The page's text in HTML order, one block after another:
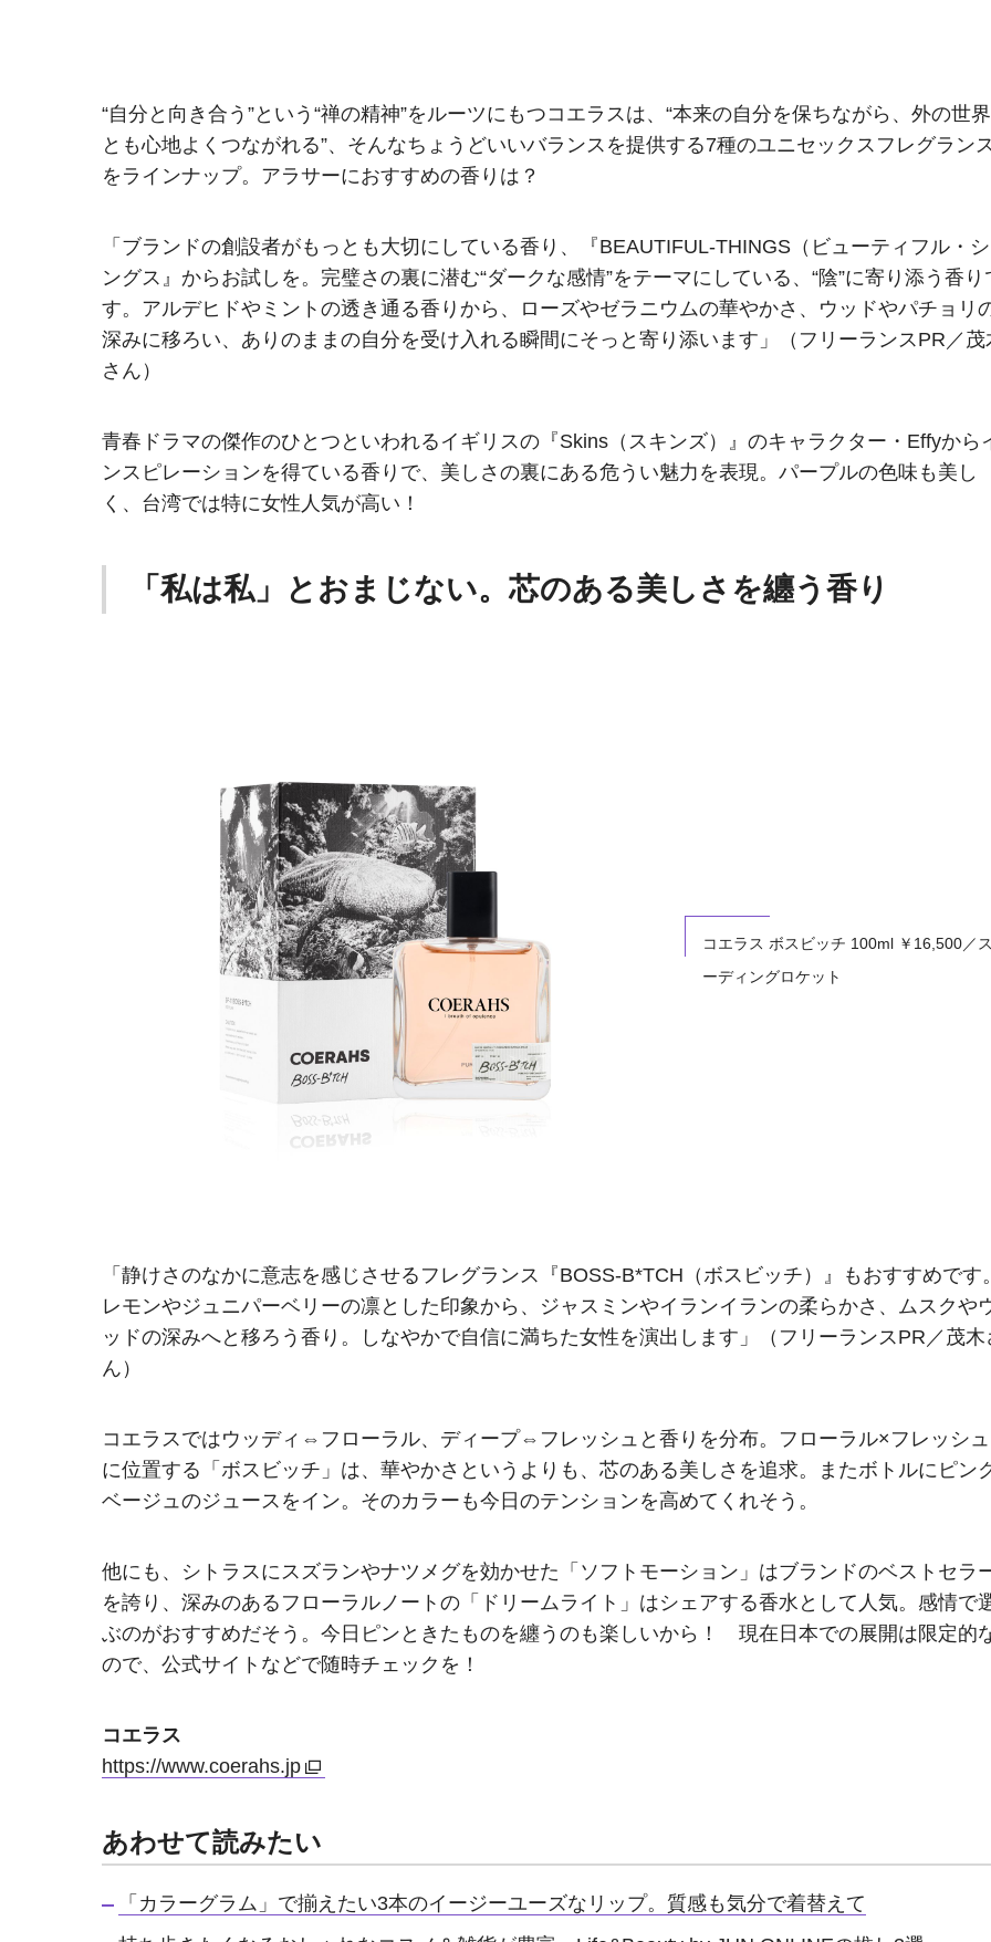
“自分と向き合う”という“禅の精神”をルーツにもつコエラスは、“本来の自分を保ちながら、外の世界
とも心地よくつながれる”、そんなちょうどいいバランスを提供する7種のユニセックスフレグラン
をラインナップ。アラサーにおすすめの香りは？
「ブランドの創設者がもっとも大切にしている香り、『BEAUTIFUL-THINGS（ビューティフル・シ
ングス』からお試しを。完璧さの裏に潜む“ダークな感情”をテーマにしている、“陰”に寄り添う香り
す。アルデヒドやミントの透き通る香りから、ローズやゼラニウムの華やかさ、ウッドやパチョリ
深みに移ろい、ありのままの自分を受け入れる瞬間にそっと寄り添います」（フリーランスPR／茂
さん）
青春ドラマの傑作のひとつといわれるイギリスの『Skins（スキンズ）』のキャラクター・Effyから
ンスピレーションを得ている香りで、美しさの裏にある危うい魅力を表現。パープルの色味も美し
く、台湾では特に女性人気が高い！
「私は私」とおまじない。芯のある美しさを纏う香り
コエラス ボスビッチ 100ml ￥16,500／
ーディングロケット
「静けさのなかに意志を感じさせるフレグランス『BOSS-B*TCH（ボスビッチ）』もおすすめです
レモンやジュニパーベリーの凛とした印象から、ジャスミンやイランイランの柔らかさ、ムスクや
ッドの深みへと移ろう香り。しなやかで自信に満ちた女性を演出します」（フリーランスPR／茂木
ん）
コエラスではウッディ⇔フローラル、ディープ⇔フレッシュと香りを分布。フローラル×フレッシュ
に位置する「ボスビッチ」は、華やかさというよりも、芯のある美しさを追求。またボトルにピン
ベージュのジュースをイン。そのカラーも今日のテンションを高めてくれそう。
他にも、シトラスにスズランやナツメグを効かせた「ソフトモーション」はブランドのベストセラ
を誇り、深みのあるフローラルノートの「ドリームライト」はシェアする香水として人気。感情で
ぶのがおすすめだそう。今日ピンときたものを纏うのも楽しいから！ 現在日本での展開は限定的
ので、公式サイトなどで随時チェックを！
コエラス
https://www.coerahs.jp
あわせて読みたい
「カラーグラム」で揃えたい3本のイージーユーズなリップ。質感も気分で着替えて